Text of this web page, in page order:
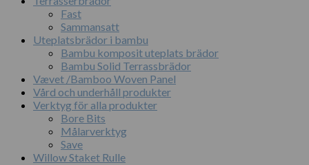
Fast
Sammansatt
Uteplatsbrädor i bambu
Bambu komposit uteplats brädor
Bambu Solid Terrassbrädor
Vævet /Bamboo Woven Panel
Vård och underhåll produkter
Verktyg för alla produkter
Bore Bits
Målarverktyg
Save
Willow Staket Rulle